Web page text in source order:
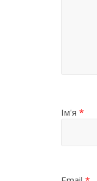
Ім'я *